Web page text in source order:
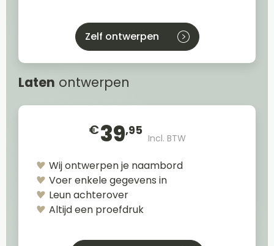
Zelf ontwerpen
Laten ontwerpen
€39,95
Incl. BTW
Wij ontwerpen je naambord
Voer enkele gegevens in
Leun achterover
Altijd een proefdruk